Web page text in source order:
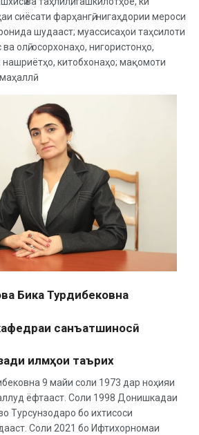
сиёсати фарҳангӣ, нигаҳдории мероси
шудааст; муассисаҳои таҳсилоти
олӣ; осорхонаҳо, нигористонҳо,
китобхонаҳо; мақомоти
Бика Турдибековна
санъатшиносӣ
илмҳои таърих
9 майи соли 1973 дар ноҳияи
ёфтааст. Соли 1998 Донишкадаи
Турсунзодаро бо ихтисоси
Соли 2021 бо Ифтихорномаи